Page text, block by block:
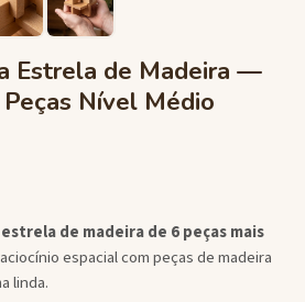
Estrela de Madeira —
Nível Médio
de madeira de 6 peças mais
espacial com peças de madeira
linda.